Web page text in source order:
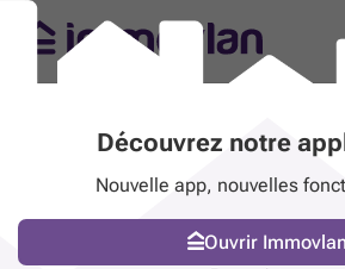
Découvrez notre
Nouvelle app, nouvelles
Ouvrir Immovlan